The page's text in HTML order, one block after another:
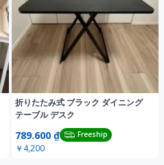
折りたたみ式 ブラック ダイニング
テーブル デスク
789.600 ₫ Freeship
￥4,200